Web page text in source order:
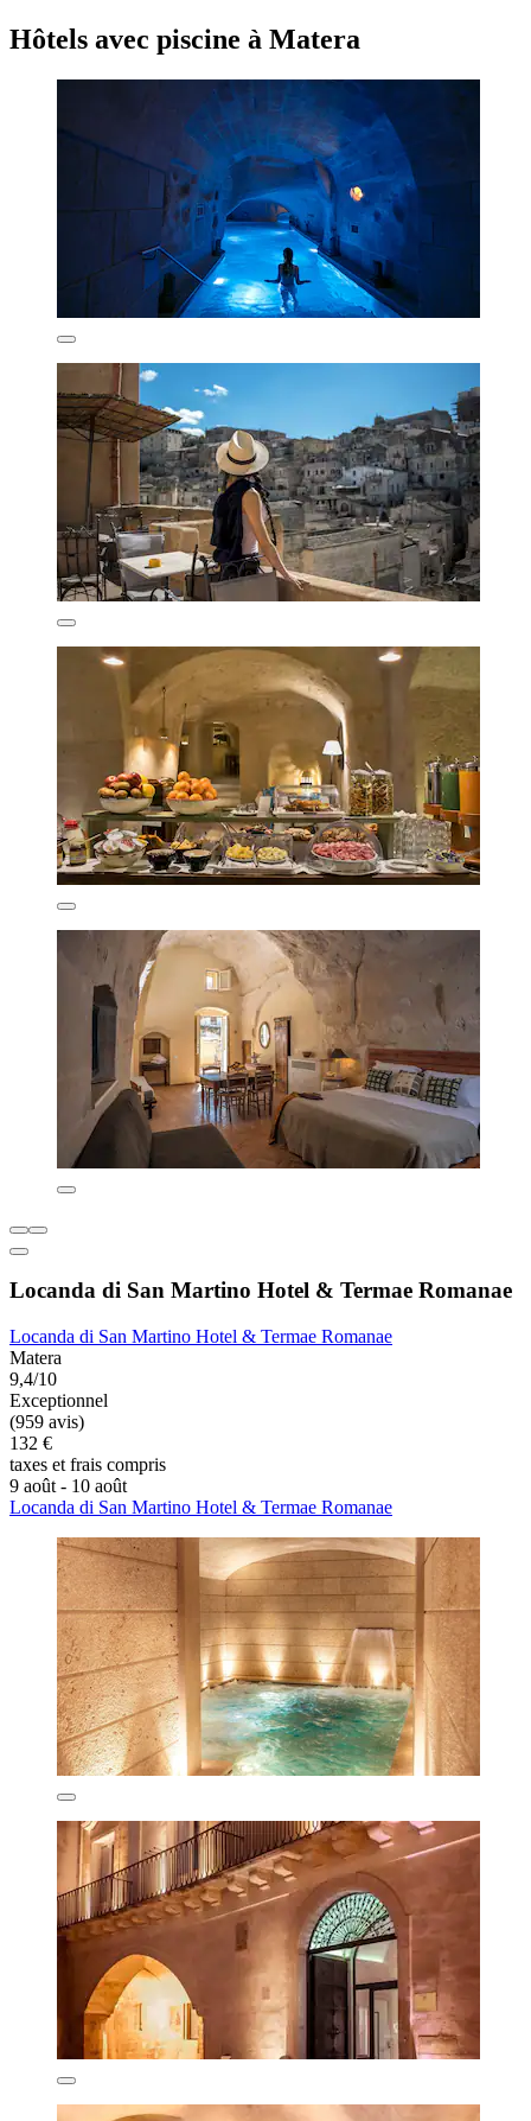
Hôtels avec piscine à Matera
Locanda di San Martino Hotel & Termae Romanae
Locanda di San Martino Hotel & Termae Romanae
Matera
9,4/10
Exceptionnel
(959 avis)
132 €
taxes et frais compris
9 août - 10 août
Locanda di San Martino Hotel & Termae Romanae